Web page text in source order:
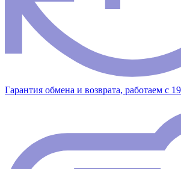
Гарантия обмена и возврата, работаем с